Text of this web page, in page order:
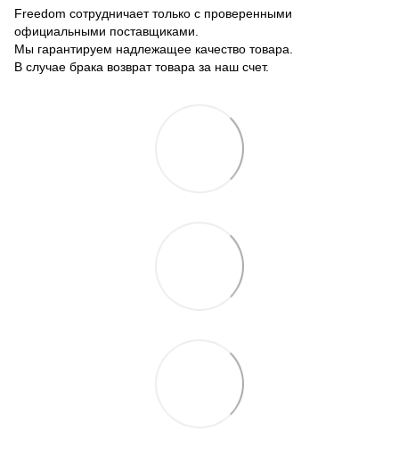
Freedom сотрудничает только с проверенными
официальными поставщиками.
Мы гарантируем надлежащее качество товара.
В случае брака возврат товара за наш счет.